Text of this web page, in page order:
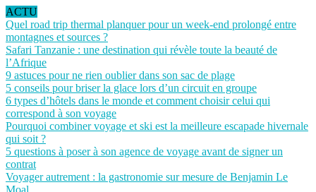
ACTU
Quel road trip thermal planquer pour un week-end prolongé entre
montagnes et sources ?
Safari Tanzanie : une destination qui révèle toute la beauté de
l’Afrique
9 astuces pour ne rien oublier dans son sac de plage
5 conseils pour briser la glace lors d’un circuit en groupe
6 types d’hôtels dans le monde et comment choisir celui qui
correspond à son voyage
Pourquoi combiner voyage et ski est la meilleure escapade hivernale
qui soit ?
5 questions à poser à son agence de voyage avant de signer un
contrat
Voyager autrement : la gastronomie sur mesure de Benjamin Le
Moal